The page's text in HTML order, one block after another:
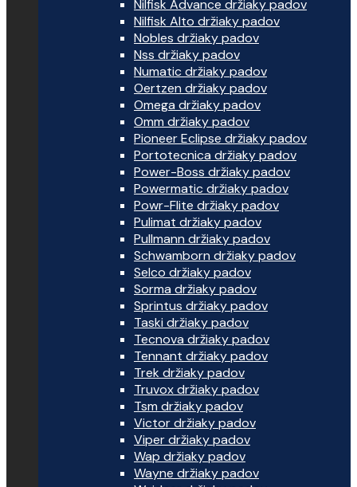
Nilfisk Advance držiaky padov
Nilfisk Alto držiaky padov
Nobles držiaky padov
Nss držiaky padov
Numatic držiaky padov
Oertzen držiaky padov
Omega držiaky padov
Omm držiaky padov
Pioneer Eclipse držiaky padov
Portotecnica držiaky padov
Power-Boss držiaky padov
Powermatic držiaky padov
Powr-Flite držiaky padov
Pulimat držiaky padov
Pullmann držiaky padov
Schwamborn držiaky padov
Selco držiaky padov
Sorma držiaky padov
Sprintus držiaky padov
Taski držiaky padov
Tecnova držiaky padov
Tennant držiaky padov
Trek držiaky padov
Truvox držiaky padov
Tsm držiaky padov
Victor držiaky padov
Viper držiaky padov
Wap držiaky padov
Wayne držiaky padov